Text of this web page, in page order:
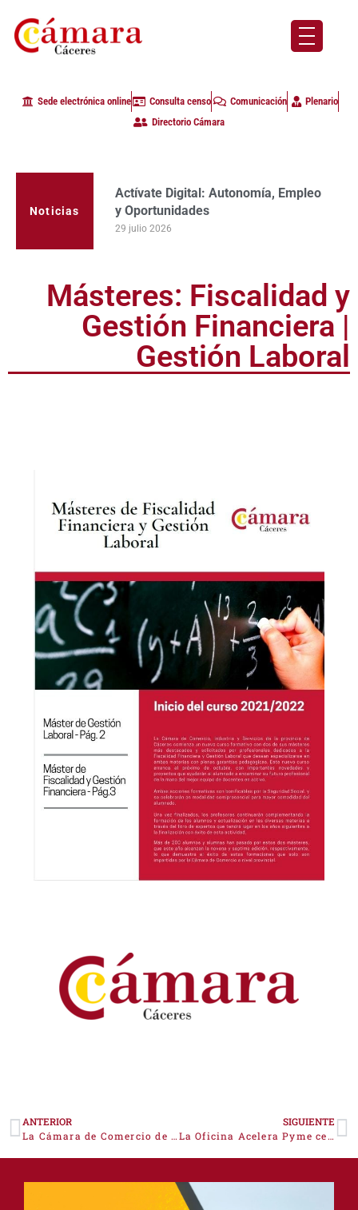
Sede electrónica online Consulta censo Comunicación
Plenario
Directorio Cámara
Noticias
Actívate Digital: Autonomía, Empleo
y Oportunidades
29 julio 2026
Másteres: Fiscalidad y
Gestión Financiera |
Gestión Laboral
ANTERIOR
La Cámara de Comercio de Cáceres celebra tres jornadas online gratuitas sobre Ciberseguridad, Blockchain y Big Data
SIGUIENTE
La Oficina Acelera Pyme celebra dos webinarios gratuitos sobre identidad digital y recursos multimedia para su buen uso en redes sociales